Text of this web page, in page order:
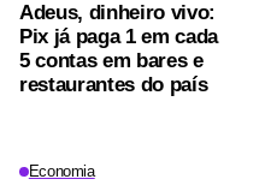
Adeus, dinheiro vivo:
Pix já paga 1 em cada
5 contas em bares e
restaurantes do país
Economia